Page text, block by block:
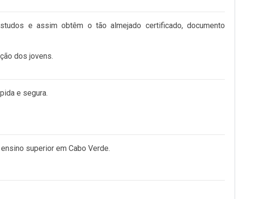
e assim obtêm o tão almejado certificado, documento
dos jovens.
e segura.
superior em Cabo Verde.